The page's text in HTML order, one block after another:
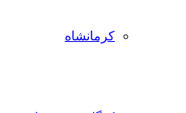
کرمانشاه